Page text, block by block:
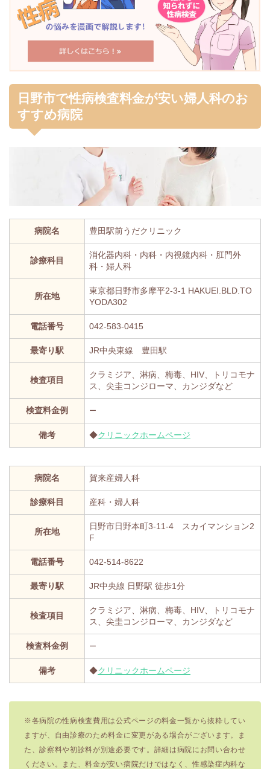
日野市で性病検査料金が安い婦人科のお
すすめ病院
病院名 豊田駅前うだクリニック
診療科目
消化器内科・内科・ 内視鏡内科・肛門外
科・婦人科
所在地
東京都日野市多摩平2-3-1 HAKUEI.BLD.TO
YODA302
電話番号 042-583-0415
最寄り駅 JR中央東線 豊田駅
検査項目
クラミジア、淋病、梅毒、HIV、トリコモナ
ス、尖圭コンジローマ、カンジダなど
検査料金例 ー
備考 ◆クリニックホームページ
病院名 賀来産婦人科
診療科目 産科・婦人科
所在地
日野市日野本町3-11-4 スカイマンション2
F
電話番号 042-514-8622
最寄り駅 JR中央線 日野駅 徒歩1分
検査項目
クラミジア、淋病、梅毒、HIV、トリコモナ
ス、尖圭コンジローマ、カンジダなど
検査料金例 ー
備考 ◆クリニックホームページ
※各病院の性病検査費用は公式ページの料金一覧から抜粋してい
ますが、自由診療のため料金に変更がある場合がございます。ま
た、診察料や初診料が別途必要です。詳細は病院にお問い合わせ
ください。また、料金が安い病院だけではなく、性感染症内科な